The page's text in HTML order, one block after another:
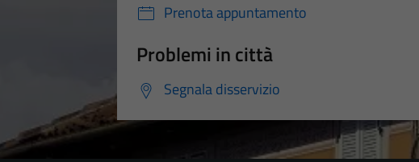
Prenota appuntamento
Problemi in città
Segnala disservizio